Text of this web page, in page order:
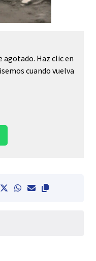
Haz clic en
cuando vuelva